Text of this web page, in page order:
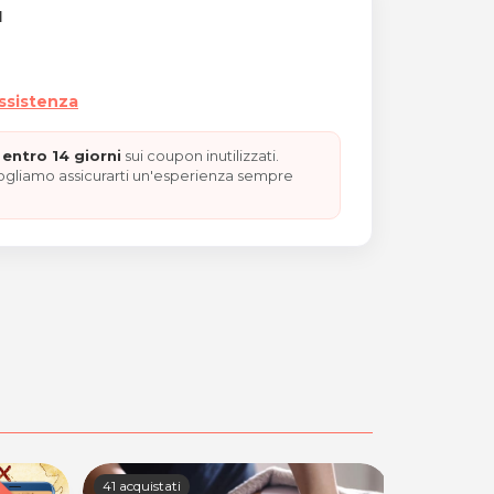
VALENTINO"
14 giorni sui coupon inutilizzati.
assicurarti un'esperienza sempre
41 acquistati